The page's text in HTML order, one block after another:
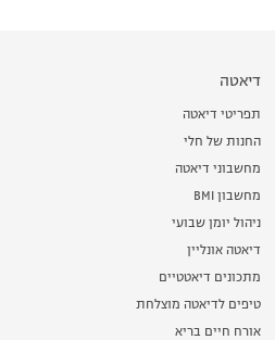
דיאטה
תפריטי דיאטה
החנות של חלי
מחשבוני דיאטה
מחשבון BMI
ניהול יומן שבועי
דיאטה אונליין
מתכונים דיאטטיים
טיפים לדיאטה מוצלחת
אורח חיים בריא